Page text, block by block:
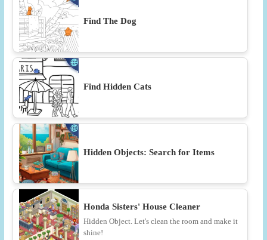
Find The Dog
Find Hidden Cats
Hidden Objects: Search for Items
Honda Sisters' House Cleaner
Hidden Object. Let's clean the room and make it
shine!